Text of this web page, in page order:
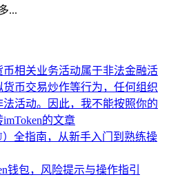
...
相关业务活动属于非法金融活
币交易炒作等行为，任何组织
活动。因此，我不能按照你的
的文章
）全指南，从新手入门到熟练操
钱包，风险提示与操作指引